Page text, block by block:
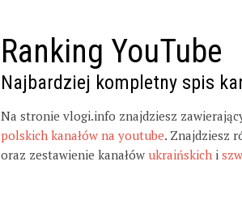
Ranking YouTube
Najbardziej kompletny spis
Na stronie vlogi.info znajdziesz
polskich kanałów na youtube. Znajdziesz
oraz zestawienie kanałów ukraińskich i